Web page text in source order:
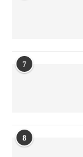
7
8